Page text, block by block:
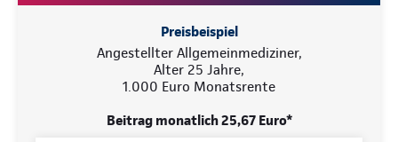
Preisbeispiel
Angestellter Allgemeinmediziner,
Alter 25 Jahre,
1.000 Euro Monatsrente
Beitrag monatlich 25,67 Euro*